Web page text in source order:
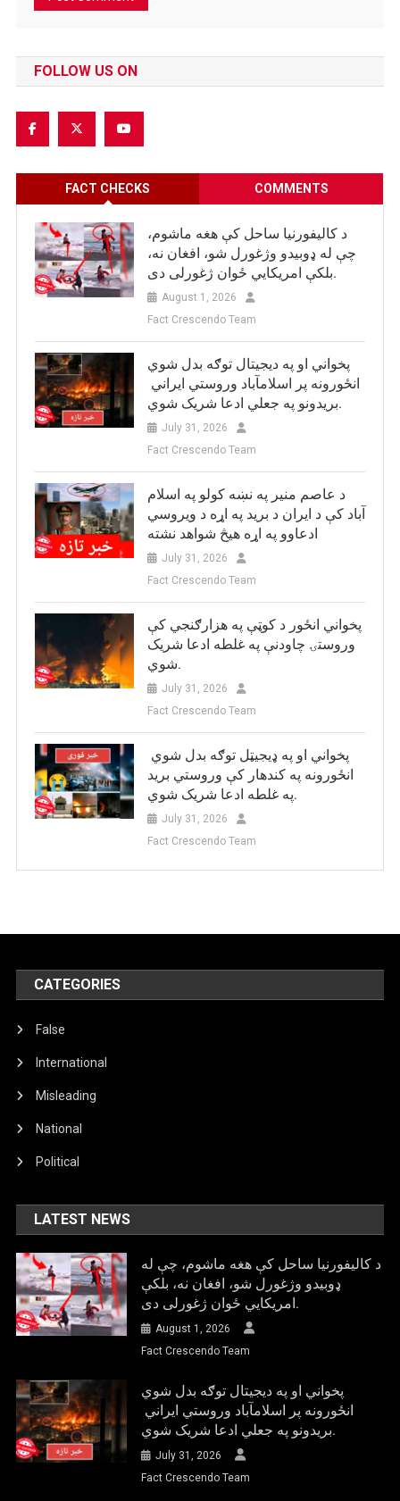
FOLLOW US ON
FACT CHECKS COMMENTS
د کالیفورنیا ساحل کې هغه ماشوم،
چې له ډوبیدو وژغورل شو، افغان نه،
بلکې امریکایي ځوان ژغورلی دی.
August 1, 2026
Fact Crescendo Team
پخواني او په دیجیتال توګه بدل شوي
انځورونه پر اسلامآباد وروستي ایراني
بريدونو په جعلي ادعا شریک شوي.
July 31, 2026
Fact Crescendo Team
د عاصم منیر په نښه کولو په اسلام
آباد کې د ایران د برید په اړه د ویروسي
ادعاوو په اړه هیڅ شواهد نشته
July 31, 2026
Fact Crescendo Team
پخواني انځور د کوټې په هزارګنجي کې
وروستۍ چاودنې په غلطه ادعا شریک
شوي.
July 31, 2026
Fact Crescendo Team
پخواني او په ډيجيټل توګه بدل شوي
انځورونه په کندهار کې وروستي برید
په غلطه ادعا شریک شوي.
July 31, 2026
Fact Crescendo Team
CATEGORIES
False
International
Misleading
National
Political
LATEST NEWS
د کالیفورنیا ساحل کې هغه ماشوم، چې له
ډوبیدو وژغورل شو، افغان نه، بلکې
امریکایي ځوان ژغورلی دی.
August 1, 2026
Fact Crescendo Team
پخواني او په دیجیتال توګه بدل شوي
انځورونه پر اسلامآباد وروستي ایراني
بريدونو په جعلي ادعا شریک شوي.
July 31, 2026
Fact Crescendo Team